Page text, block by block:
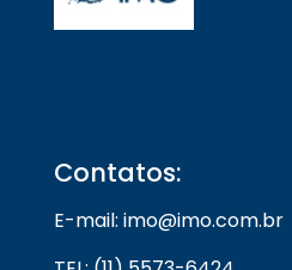
Contatos:
E-mail: imo@imo.com.br